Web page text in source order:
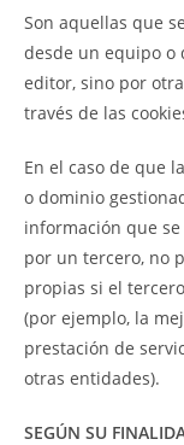
Son aquellas que
desde un equipo o
editor, sino por
través de las
En el caso de que
o dominio
información que
por un tercero, no
propias si el
(por ejemplo, la
prestación de
otras entidades).
SEGÚN SU